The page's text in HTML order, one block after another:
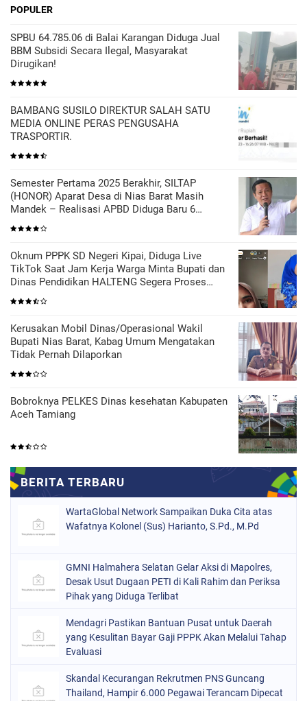
POPULER
SPBU 64.785.06 di Balai Karangan Diduga Jual
BBM Subsidi Secara Ilegal, Masyarakat
Dirugikan!
BAMBANG SUSILO DIREKTUR SALAH SATU
MEDIA ONLINE PERAS PENGUSAHA
TRASPORTIR.
Semester Pertama 2025 Berakhir, SILTAP
(HONOR) Aparat Desa di Nias Barat Masih
Mandek – Realisasi APBD Diduga Baru 6
Persen
Oknum PPPK SD Negeri Kipai, Diduga Live
TikTok Saat Jam Kerja Warga Minta Bupati dan
Dinas Pendidikan HALTENG Segera Proses
Sesuai Hukum
Kerusakan Mobil Dinas/Operasional Wakil
Bupati Nias Barat, Kabag Umum Mengatakan
Tidak Pernah Dilaporkan
Bobroknya PELKES Dinas kesehatan Kabupaten
Aceh Tamiang
WartaGlobal Network Sampaikan Duka Cita atas
Wafatnya Kolonel (Sus) Harianto, S.Pd., M.Pd
GMNI Halmahera Selatan Gelar Aksi di Mapolres,
Desak Usut Dugaan PETI di Kali Rahim dan Periksa
Pihak yang Diduga Terlibat
Mendagri Pastikan Bantuan Pusat untuk Daerah
yang Kesulitan Bayar Gaji PPPK Akan Melalui Tahap
Evaluasi
Skandal Kecurangan Rekrutmen PNS Guncang
Thailand, Hampir 6.000 Pegawai Terancam Dipecat